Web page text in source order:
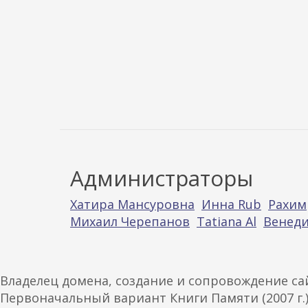
Администраторы
Хатира Мансуровна Инна Rub Рахим
Михаил Черепанов Tatiana Al
Владелец домена, создание и сопровождение
Первоначальный вариант Книги Памяти (2007